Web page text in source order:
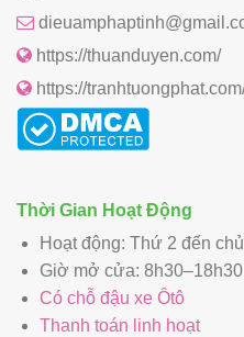
https://thuanduyen.com/
https://
Thời Gian Hoạt Động
Hoạt động: Thứ 2 đến
Giờ mở cửa:
Có chỗ đậu xe Ôtô
Thanh toán linh hoạt